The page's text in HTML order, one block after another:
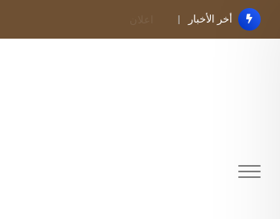
Skip
أخر الأخبار